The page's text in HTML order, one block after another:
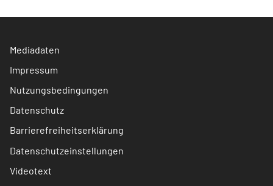
Mediadaten
Impressum
Nutzungsbedingungen
Datenschutz
Barrierefreiheitserklärung
Datenschutzeinstellungen
Videotext